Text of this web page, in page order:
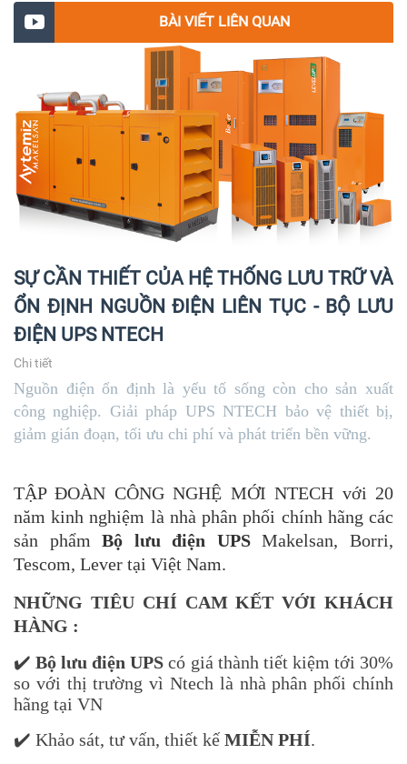
✔️ Cấu hình song song lên đến 8 đơn vị cho mỗi dự
phòng (N + 1) và tăng công xuất.
BÀI VIẾT LIÊN QUAN
SỰ CẦN THIẾT CỦA HỆ THỐNG LƯU TRỮ VÀ
ỔN ĐỊNH NGUỒN ĐIỆN LIÊN TỤC - BỘ LƯU
ĐIỆN UPS NTECH
Chi tiết
Nguồn điện ổn định là yếu tố sống còn cho sản xuất
công nghiệp. Giải pháp UPS NTECH bảo vệ thiết bị,
giảm gián đoạn, tối ưu chi phí và phát triển bền vững.
TẬP ĐOÀN CÔNG NGHỆ MỚI NTECH với 20
năm kinh nghiệm là nhà phân phối chính hãng các
sản phẩmBộ lưu điện UPSMakelsan, Borri,
Tescom, Lever tại Việt Nam.
NHỮNG TIÊU CHÍ CAM KẾT VỚI KHÁCH
HÀNG :
✔️Bộ lưu điện UPScó giá thành tiết kiệm tới 30%
so với thị trường vì Ntech là nhà phân phối chính
hãng tại VN
✔️ Khảo sát, tư vấn, thiết kế MIỄN PHÍ.